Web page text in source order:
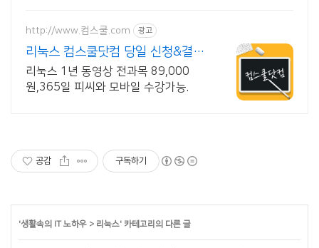
http://www.컴스쿨.com 광고
리눅스 컴스쿨닷컴 당일 신청&결제
시 기프티콘!
리눅스 1년 동영상 전과목 89,000
원,365일 피씨와 모바일 수강가능.
공감 구독하기
'생활속의 IT 노하우 > 리눅스' 카테고리의 다른 글